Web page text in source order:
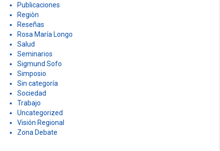
Publicaciones
Regiòn
Reseñas
Rosa María Longo
Salud
Seminarios
Sigmund Sofo
Simposio
Sin categoría
Sociedad
Trabajo
Uncategorized
Visión Regional
Zona Debate